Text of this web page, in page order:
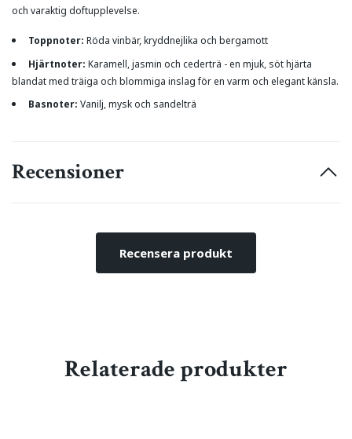
och varaktig doftupplevelse.
Toppnoter: Röda vinbär, kryddnejlika och bergamott
Hjärtnoter: Karamell, jasmin och cederträ - en mjuk, söt hjärta
blandat med träiga och blommiga inslag för en varm och elegant känsla.
Basnoter: Vanilj, mysk och sandelträ
Recensioner
Recensera produkt
Relaterade produkter